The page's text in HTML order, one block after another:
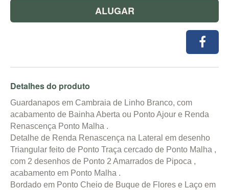
ALUGAR
Detalhes do produto
Guardanapos em Cambraia de Linho Branco, com
acabamento de Bainha Aberta ou Ponto Ajour e Renda
Renascença Ponto Malha .
Detalhe de Renda Renascença na Lateral em desenho
Triangular feito de Ponto Traça cercado de Ponto Malha ,
com 2 desenhos de Ponto 2 Amarrados de Pipoca ,
acabamento em Ponto Malha .
Bordado em Ponto Cheio de Buque de Flores e Laço em